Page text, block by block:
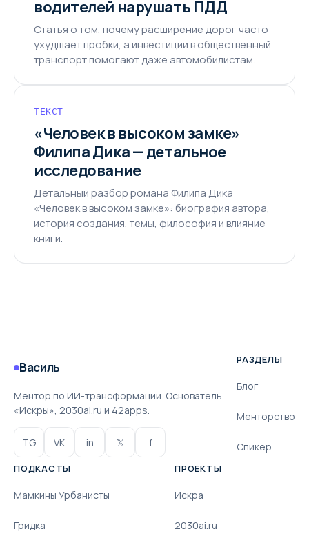
водителей нарушать ПДД
Статья о том, почему расширение дорог часто
ухудшает пробки, а инвестиции в общественный
транспорт помогают даже автомобилистам.
ТЕКСТ
«Человек в высоком замке»
Филипа Дика — детальное
исследование
Детальный разбор романа Филипа Дика
«Человек в высоком замке»: биография автора,
история создания, темы, философия и влияние
книги.
Василь
Ментор по ИИ-трансформации. Основатель
«Искры», 2030ai.ru и 42apps.
TG VK in 𝕏 f
РАЗДЕЛЫ
Блог
Менторство
Спикер
ПОДКАСТЫ
Мамкины Урбанисты
Гридка
ПРОЕКТЫ
Искра
2030ai.ru